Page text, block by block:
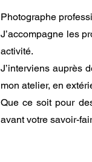
Photographe
J’accompagne les
activité.
J’interviens auprès
mon atelier, en
Que ce soit pour
avant votre savoir-